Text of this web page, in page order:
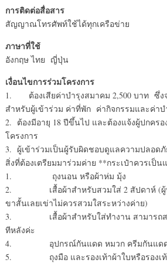
การติดต่อสื่อสาร
สัญญาณโทรศัพท์ใช้ได้ทุกเครือข่าย
ภาษาที่ใช้
อังกฤษ ไทย ญี่ปุ่น
เงื่อนไขการร่วมโครงการ
1. ต้องเสียค่าบำรุงสมาคม 2,500 บาท ซึ่ง
สำหรับผู้เข้าร่วม ค่าที่พัก ค่ากิจกรรมและค่า
2. ต้องมีอายุ 18 ปีขึ้นไป และต้องแจ้งผู้ปกคร
โครงการ
3. ผู้เข้าร่วมเป็นผู้รับผิดชอบดูแลความปลอดภั
สิ่งที่ต้องเตรียมมาร่วมค่าย **กระเป๋าควรเป็น
1. ถุงนอน หรือผ้าห่ม มุ้ง
2. เสื้อผ้าสำหรับสวมใส่ 2 สัปดาห์ (ผู้หญิ
ขาสั้นเลยเข่าไม่ควรสวมใสระหว่างค่าย)
3. เสื้อผ้าสำหรับใส่ทำงาน สามารถสก
ทีหลังค่ะ
4. อุปกรณ์กันแดด หมวก ครีมกันแด
5. ถุงมือ และรองเท้าผ้าใบหรือรองเท้